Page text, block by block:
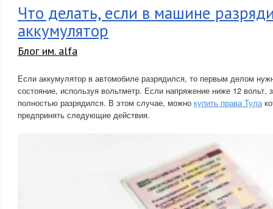
Что делать, если в машине
аккумулятор
Блог им. alfa
Если аккумулятор в автомобиле разрядился, то первым делом
состояние, используя вольтметр. Если напряжение ниже 12 вольт,
полностью разрядился. В этом случае, можно купить права Тула
предпринять следующие действия.